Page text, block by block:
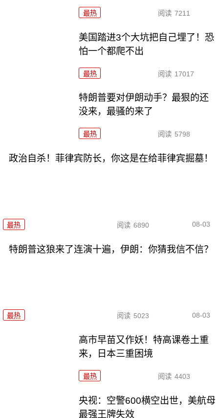
最热 阅读 7211
美国踏进3个大坑把自己埋了！恐
怕一个都爬不出
最热 阅读 17017
特朗普要对伊朗动手？最狠的还
没来，最骚的来了
最热 阅读 5798
政治自杀！菲律宾防长，你这是在给菲律宾掘墓！
最热 阅读 6890 08-03
特朗普这狼来了连演十遍，伊朗：你猜我信不信？
最热 阅读 5023 08-03
高市早苗又作妖！特高课卷土重
来，日本三重困境
最热 阅读 4403
央视：空警600横空出世，美航母
最强王牌失效